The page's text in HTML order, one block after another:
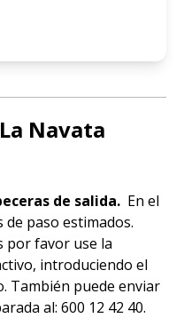
Navata
de salida. En el
paso estimados.
por favor use la
introduciendo el
También puede enviar
al: 600 12 42 40.